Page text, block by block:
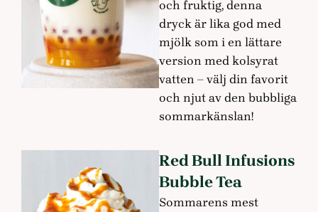
och fruktig, denna
dryck är lika god med
mjölk som i en lättare
version med kolsyrat
vatten – välj din favorit
och njut av den bubbliga
sommarkänslan!
Red Bull Infusions
Bubble Tea
Sommarens mest